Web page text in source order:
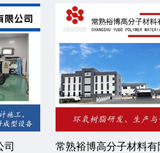
司 常熟裕博高分子材料有